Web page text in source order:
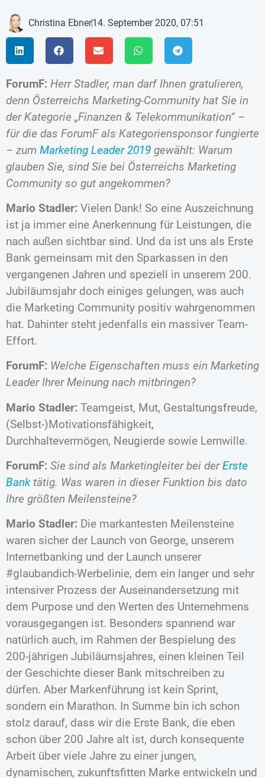
Christina Ebner14. September 2020, 07:51
ForumF: Herr Stadler, man darf Ihnen gratulieren,
denn Österreichs Marketing-Community hat Sie in
der Kategorie „Finanzen & Telekommunikation“ –
für die das ForumF als Kategoriensponsor fungierte
– zum Marketing Leader 2019 gewählt: Warum
glauben Sie, sind Sie bei Österreichs Marketing
Community so gut angekommen?
Mario Stadler: Vielen Dank! So eine Auszeichnung
ist ja immer eine Anerkennung für Leistungen, die
nach außen sichtbar sind. Und da ist uns als Erste
Bank gemeinsam mit den Sparkassen in den
vergangenen Jahren und speziell in unserem 200.
Jubiläumsjahr doch einiges gelungen, was auch
die Marketing Community positiv wahrgenommen
hat. Dahinter steht jedenfalls ein massiver Team-
Effort.
ForumF: Welche Eigenschaften muss ein Marketing
Leader Ihrer Meinung nach mitbringen?
Mario Stadler: Teamgeist, Mut, Gestaltungsfreude,
(Selbst-)Motivationsfähigkeit,
Durchhaltevermögen, Neugierde sowie Lernwille.
ForumF: Sie sind als Marketingleiter bei derErste
Banktätig. Was waren in dieser Funktion bis dato
Ihre größten Meilensteine?
Mario Stadler: Die markantesten Meilensteine
waren sicher der Launch von George, unserem
Internetbanking und der Launch unserer
#glaubandich-Werbelinie, dem ein langer und sehr
intensiver Prozess der Auseinandersetzung mit
dem Purpose und den Werten des Unternehmens
vorausgegangen ist. Besonders spannend war
natürlich auch, im Rahmen der Bespielung des
200-jährigen Jubiläumsjahres, einen kleinen Teil
der Geschichte dieser Bank mitschreiben zu
dürfen. Aber Markenführung ist kein Sprint,
sondern ein Marathon. In Summe bin ich schon
stolz darauf, dass wir die Erste Bank, die eben
schon über 200 Jahre alt ist, durch konsequente
Arbeit über viele Jahre zu einer jungen,
dynamischen, zukunftsfitten Marke entwickeln und